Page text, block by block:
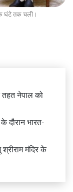
घंटे तक चली।
तहत नेपाल को
दौरान भारत-
मंदिर के